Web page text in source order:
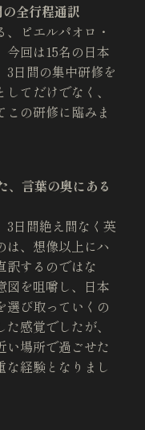
全行程通訳
ピエルパオロ・
今回は15名の日本
3日間の集中研修を
てだけでなく、
の研修に臨みま
、言葉の奥にある
3日間絶え間なく英
は、想像以上にハ
訳するのではな
図を咀嚼し、日本
選び取っていくの
感覚でしたが、
い場所で過ごせた
な経験となりまし